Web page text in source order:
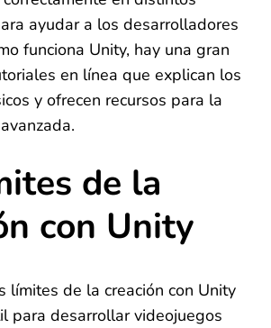
ayudar a los desarrolladores
funciona Unity, hay una gran
en línea que explican los
y ofrecen recursos para la
de la
con Unity
límites de la creación con Unity
para desarrollar videojuegos